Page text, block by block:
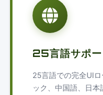
25言語サポー
25言語での完全UI
ック、中国語、日